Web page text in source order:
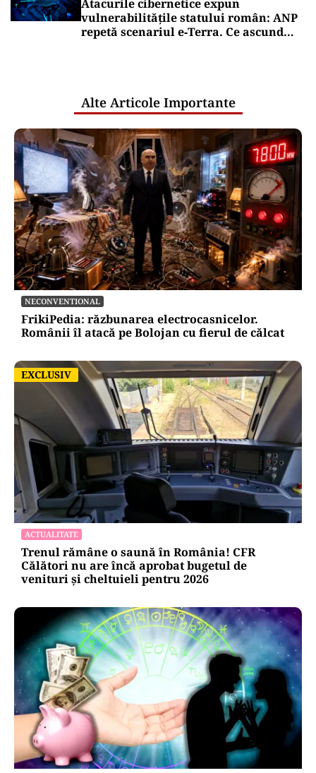
Atacurile cibernetice expun
vulnerabilitățile statului român: ANP
repetă scenariul e‑Terra. Ce ascund
Alte Articole Importante
NECONVENTIONAL
FrikiPedia: răzbunarea electrocasnicelor.
Românii îl atacă pe Bolojan cu fierul de călcat
EXCLUSIV
EXCLUSIV
ACTUALITATE
Trenul rămâne o saună în România! CFR
Călători nu are încă aprobat bugetul de
venituri și cheltuieli pentru 2026